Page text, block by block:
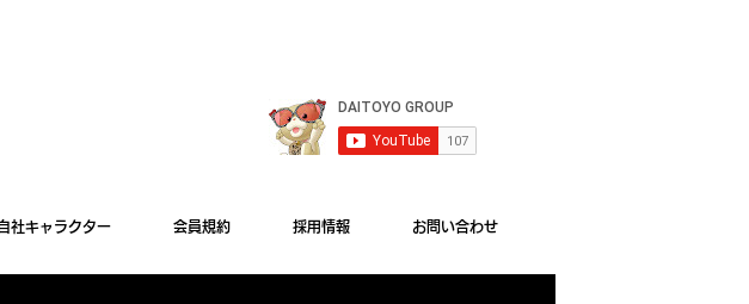
社キャラクター 会員規約 採用情報 お問い合わせ